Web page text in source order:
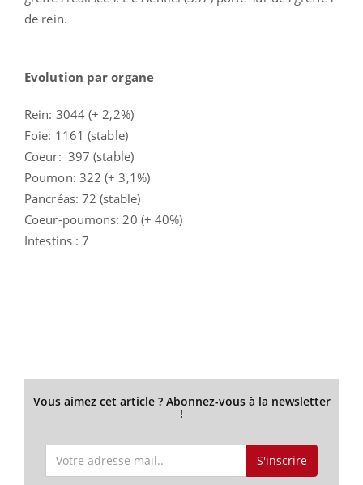
de rein.
Evolution par organe
Rein: 3044 (+ 2,2%)
Foie: 1161 (stable)
Coeur: 397 (stable)
Poumon: 322 (+ 3,1%)
Pancréas: 72 (stable)
Coeur-poumons: 20 (+ 40%)
Intestins : 7
Vous aimez cet article ? Abonnez-vous à la newsletter
!
S'inscrire